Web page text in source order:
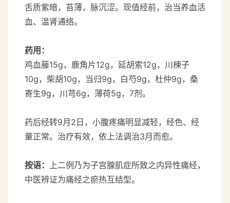
舌质紫暗，苔薄，脉沉涩。现值经前，治当养血活
血、温肾通络。
药用：
鸡血藤15g，鹿角片12g，延胡索12g，川楝子
10g，柴胡10g，当归9g，白芍9g，杜仲9g，桑
寄生9g，川芎6g，薄荷5g，7剂。
药后经转9月2日，小腹疼痛明显减轻，经色、经
量正常。治疗有效，依上法调治3月而愈。
按语： 上二例乃为子宫腺肌症所致之内异性痛经，
中医辨证为痛经之瘀热互结型。